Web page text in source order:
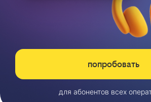
попробовать
для абонентов всех